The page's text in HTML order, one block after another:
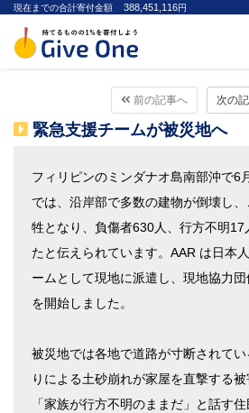
現在までの合計寄付金額 388,451,116円
前の記事へ 次の
緊急支援チームが被災地へ
フィリピンのミンダナオ島南部沖で6
では、沿岸部で多数の建物が倒壊し
牲となり、負傷者630人、行方不明17
たと伝えられています。AAR は日本
ームとして現地に派遣し、現地協力
を開始しました。
被災地では各地で道路が寸断されて
りによる土砂崩れが家屋を直撃する被
「家族が行方不明のままだ」と話す